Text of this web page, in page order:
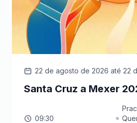
22 de agosto de 2026 até 22
Santa Cruz a Mexer
09:30